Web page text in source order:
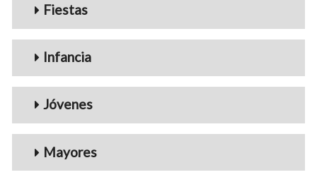
Fiestas
Infancia
Jóvenes
Mayores